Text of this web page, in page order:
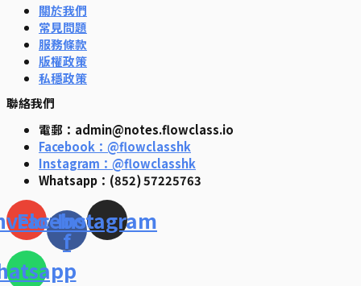
關於我們
常見問題
服務條款
版權政策
私穩政策
聯絡我們
電郵：admin@notes.flowclass.io
Facebook：@flowclasshk
Instagram：@flowclasshk
Whatsapp：(852) 57225763
Facebook-
f
Instagram